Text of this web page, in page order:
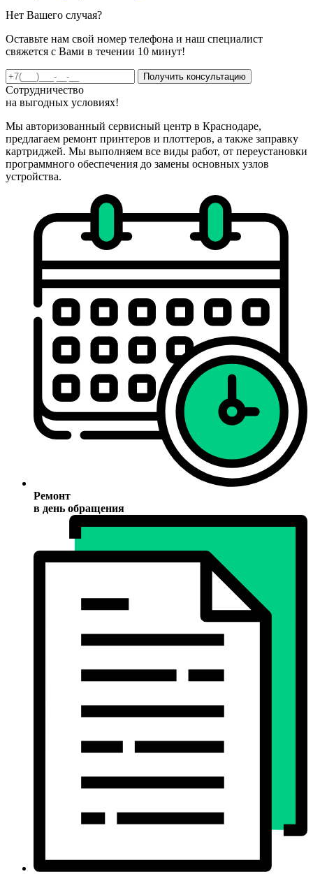
Нет Вашего случая?
Оставьте нам свой номер телефона и наш специалист
свяжется с Вами в течении 10 минут!
Получить консультацию
Сотрудничество
на выгодных условиях!
Мы авторизованный сервисный центр в Краснодаре,
предлагаем ремонт принтеров и плоттеров, а также заправку
картриджей. Мы выполняем все виды работ, от переустановки
программного обеспечения до замены основных узлов
устройства.
Ремонт
в день обращения